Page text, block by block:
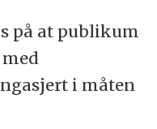
på at publikum
i måten